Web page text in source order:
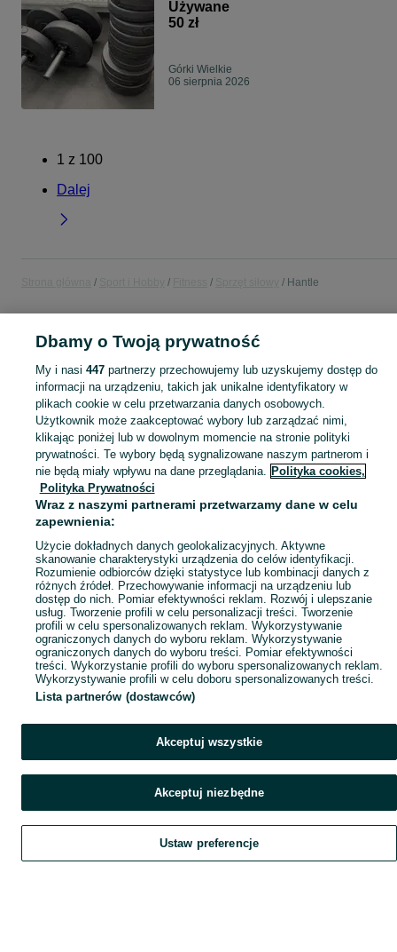
Używane
50 zł
Górki Wielkie
06 sierpnia 2026
1 z 100
Dalej
Hantle
KATEGORIA
Sprzedaż hantli treningowych w Polsce ▶️ Nowe i używane oferty ✅ Szeroki wybór produktów w atrakcyjnych cenach ✌ Znajdź ogłoszenia na OLX.pl! Zobacz
Mapa kategorii
Mapa miejscowości
Mapa ministron
Szukaj Obserwujesz Dodaj Czat Konto
Dbamy o Twoją prywatność
My i nasi 447partnerzy przechowujemy lub uzyskujemy dostęp do
informacji na urządzeniu, takich jak unikalne identyfikatory w
plikach cookie w celu przetwarzania danych osobowych.
Użytkownik może zaakceptować wybory lub zarządzać nimi,
klikając poniżej lub w dowolnym momencie na stronie polityki
prywatności. Te wybory będą sygnalizowane naszym partnerom i
nie będą miały wpływu na dane przeglądania. Polityka cookies,
Polityka Prywatności
Wraz z naszymi partnerami przetwarzamy dane w celu
zapewnienia:
Użycie dokładnych danych geolokalizacyjnych. Aktywne
skanowanie charakterystyki urządzenia do celów identyfikacji.
Rozumienie odbiorców dzięki statystyce lub kombinacji danych z
różnych źródeł. Przechowywanie informacji na urządzeniu lub
dostęp do nich. Pomiar efektywności reklam. Rozwój i ulepszanie
usług. Tworzenie profili w celu personalizacji treści. Tworzenie
profili w celu spersonalizowanych reklam. Wykorzystywanie
ograniczonych danych do wyboru reklam. Wykorzystywanie
ograniczonych danych do wyboru treści. Pomiar efektywności
treści. Wykorzystanie profili do wyboru spersonalizowanych reklam.
Wykorzystywanie profili w celu doboru spersonalizowanych treści.
Lista partnerów (dostawców)
Akceptuj wszystkie
Akceptuj niezbędne
Ustaw preferencje